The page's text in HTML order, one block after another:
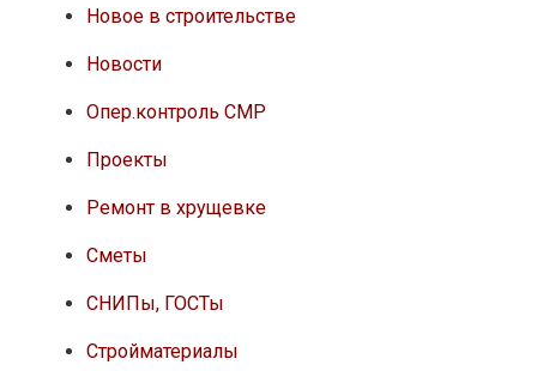
Новое в строительстве
Новости
Опер.контроль СМР
Проекты
Ремонт в хрущевке
Сметы
СНИПы, ГОСТы
Стройматериалы